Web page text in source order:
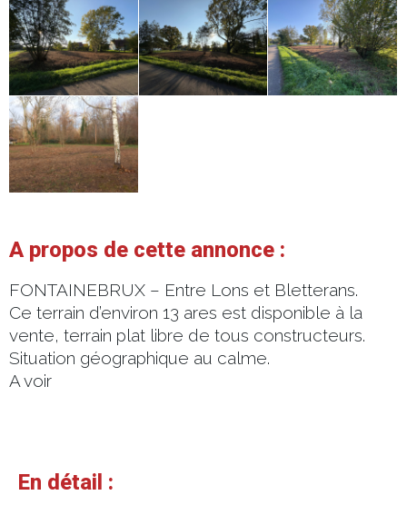
A propos de cette annonce :
FONTAINEBRUX – Entre Lons et Bletterans.
Ce terrain d’environ 13 ares est disponible à la
vente, terrain plat libre de tous constructeurs.
Situation géographique au calme.
A voir
En détail :